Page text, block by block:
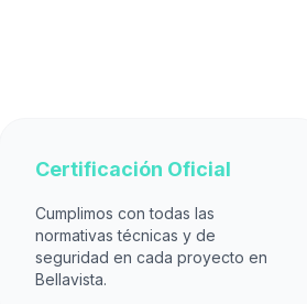
Certificación Oficial
Cumplimos con todas las
normativas técnicas y de
seguridad en cada proyecto en
Bellavista.